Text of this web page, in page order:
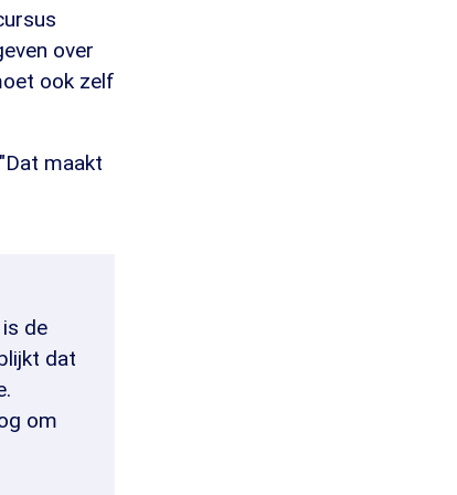
over
ook zelf
maakt
de
dat
om